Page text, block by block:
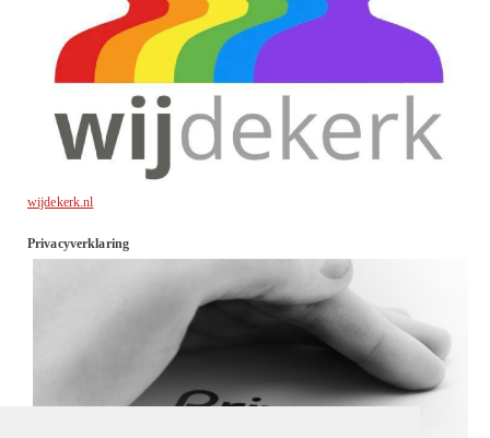
wijdekerk.nl
Privacyverklaring